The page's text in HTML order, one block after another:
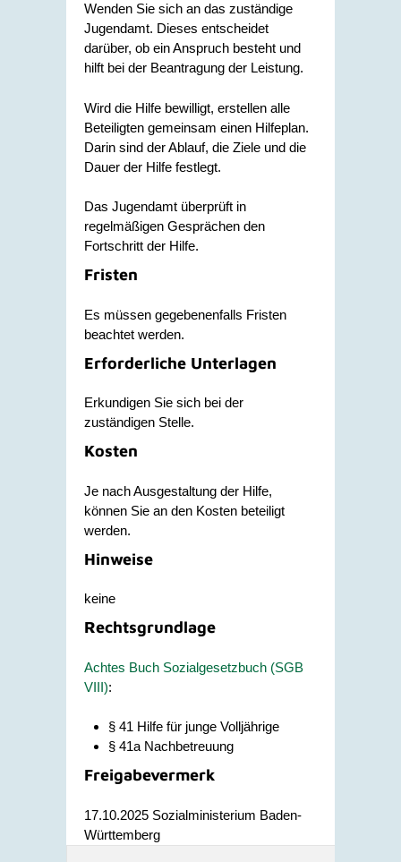
Wenden Sie sich an das zuständige
Jugendamt. Dieses entscheidet
darüber, ob ein Anspruch besteht und
hilft bei der Beantragung der Leistung.
Wird die Hilfe bewilligt, erstellen alle
Beteiligten gemeinsam einen Hilfeplan.
Darin sind der Ablauf, die Ziele und die
Dauer der Hilfe festlegt.
Das Jugendamt überprüft in
regelmäßigen Gesprächen den
Fortschritt der Hilfe.
Fristen
Es müssen gegebenenfalls Fristen
beachtet werden.
Erforderliche Unterlagen
Erkundigen Sie sich bei der
zuständigen Stelle.
Kosten
Je nach Ausgestaltung der Hilfe,
können Sie an den Kosten beteiligt
werden.
Hinweise
keine
Rechtsgrundlage
Achtes Buch Sozialgesetzbuch (SGB
VIII):
§ 41 Hilfe für junge Volljährige
§ 41a Nachbetreuung
Freigabevermerk
17.10.2025 Sozialministerium Baden-
Württemberg